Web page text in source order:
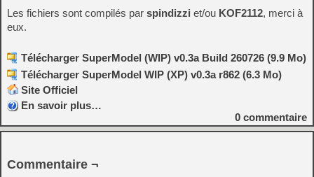
Les fichiers sont compilés par spindizzi et/ou KOF2112, merci à
eux.
Télécharger SuperModel (WIP) v0.3a Build 260726 (9.9 Mo)
Télécharger SuperModel WIP (XP) v0.3a r862 (6.3 Mo)
Site Officiel
En savoir plus…
0 commentaire
Commentaire ¬